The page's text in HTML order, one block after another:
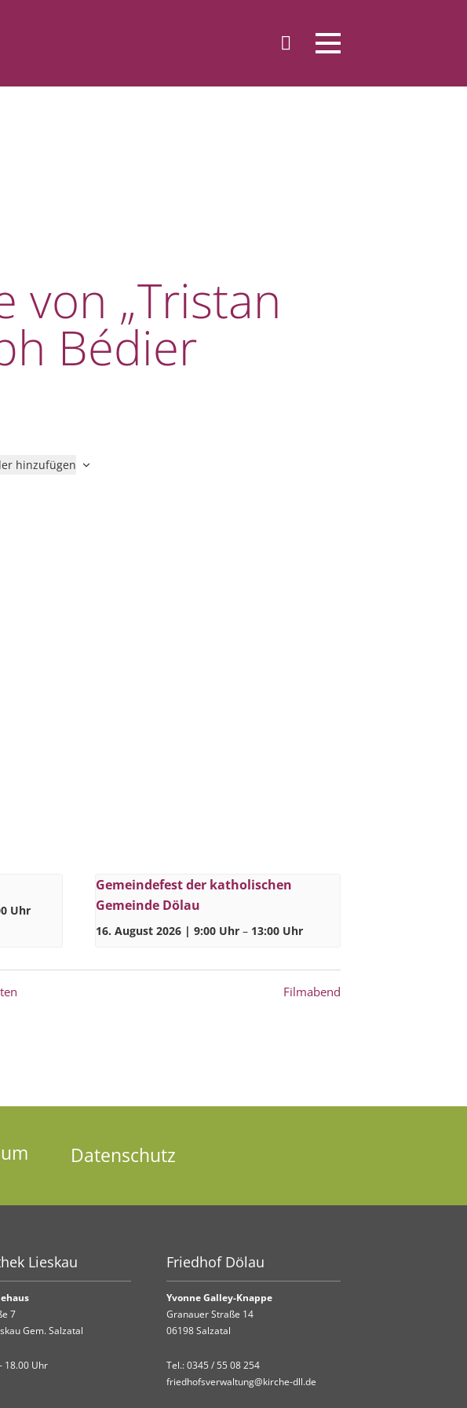
von „Tristan
Bédier
hinzufügen
Uhr
Gemeindefest der katholischen
Gemeinde Dölau
16. August 2026 | 9:00 Uhr – 13:00 Uhr
Filmabend
Datenschutz
Lieskau
7
Gem. Salzatal
18.00 Uhr
Friedhof Dölau
Yvonne Galley-Knappe
Granauer Straße 14
06198 Salzatal
Tel.:0345 / 55 08 254
friedhofsverwaltung@kirche-dll.de